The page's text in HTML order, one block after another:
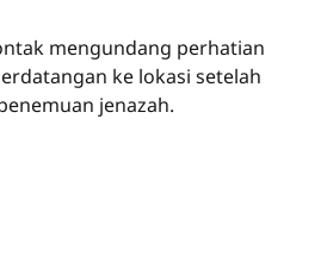
mengundang perhatian
ke lokasi setelah
jenazah.